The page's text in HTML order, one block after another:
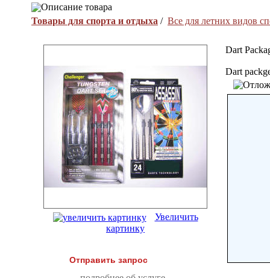
Описание товара
Товары для спорта и отдыха / Все для летних видов
Увеличить
картинку
Отправить запрос
Dart
Dart